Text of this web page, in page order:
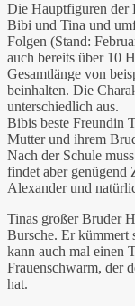
Die Hauptfiguren der
Bibi und Tina und
Folgen (Stand:
auch bereits über 10
Gesamtlänge von
beinhalten. Die
unterschiedlich aus.
Bibis beste Freundin
Mutter und ihrem
Nach der Schule
findet aber genügend
Alexander und
Tinas großer Bruder
Bursche. Er kümmert
kann auch mal einen
Frauenschwarm, der
hat.